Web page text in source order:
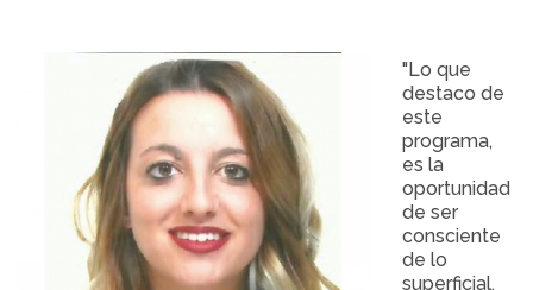
"Lo que
destaco de
este
programa,
es la
oportunidad
de ser
consciente
de lo
superficial,